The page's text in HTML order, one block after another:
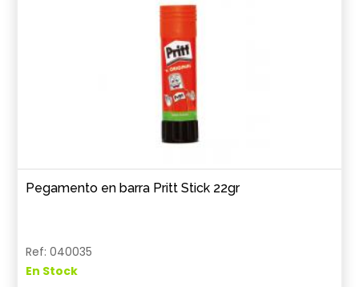
Pegamento en barra Pritt Stick 22gr
Ref: 040035
En Stock